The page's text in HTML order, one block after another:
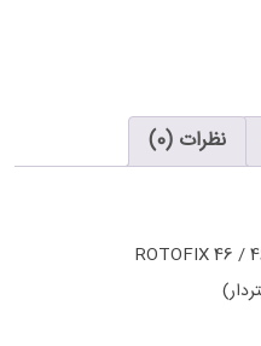
نظرات (0)